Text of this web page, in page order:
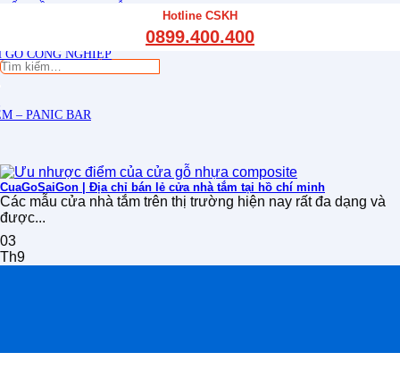
GỖ CÔNG NGHIỆP
– PANIC BAR
Hotline CSKH
0899.400.400
Tìm
CuaGoSaiGon | Địa chỉ bán lẻ cửa nhà tắm tại hồ chí minh
Các mẫu cửa nhà tắm trên thị trường hiện nay rất đa dạng và
được...
03
Th9